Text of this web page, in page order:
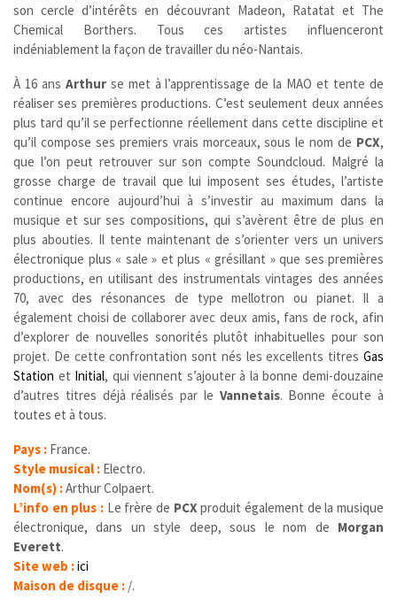
son cercle d’intérêts en découvrant Madeon, Ratatat et The
Chemical Borthers. Tous ces artistes influenceront
indéniablement la façon de travailler du néo-Nantais.
À 16 ans Arthurse met à l’apprentissage de la MAO et tente de
réaliser ses premières productions. C’est seulement deux années
plus tard qu’il se perfectionne réellement dans cette discipline et
qu’il compose ses premiers vrais morceaux, sous le nom de PCX,
que l’on peut retrouver sur son compte Soundcloud. Malgré la
grosse charge de travail que lui imposent ses études, l’artiste
continue encore aujourd’hui à s’investir au maximum dans la
musique et sur ses compositions, qui s’avèrent être de plus en
plus abouties. Il tente maintenant de s’orienter vers un univers
électronique plus « sale » et plus « grésillant » que ses premières
productions, en utilisant des instrumentals vintages des années
70, avec des résonances de type mellotron ou pianet. Il a
également choisi de collaborer avec deux amis, fans de rock, afin
d’explorer de nouvelles sonorités plutôt inhabituelles pour son
projet. De cette confrontation sont nés les excellents titres Gas
Station et Initial, qui viennent s’ajouter à la bonne demi-douzaine
d’autres titres déjà réalisés par le Vannetais. Bonne écoute à
toutes et à tous.
Pays : France.
Style musical : Electro.
Nom(s) :Arthur Colpaert.
L’info en plus : Le frère de PCX produit également de la musique
électronique, dans un style deep, sous le nom de Morgan
Everett.
Site web :ici
Maison de disque : /.